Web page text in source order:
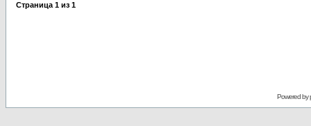
Страница 1 из 1
Powered by